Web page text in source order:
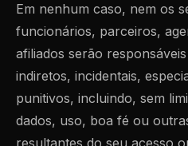
Em nenhum caso, nem os
funcionários, parceiros,
afiliados serão
indiretos, incidentais,
punitivos, incluindo, sem
dados, uso, boa fé ou
resultantes do seu acesso